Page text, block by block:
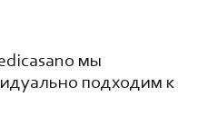
мы
подходим к